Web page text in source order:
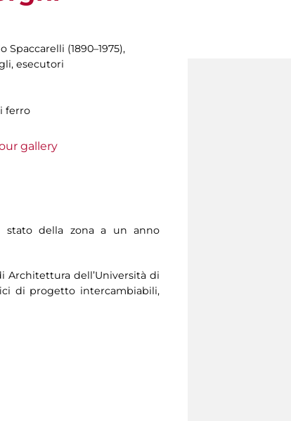
Spaccarelli (1890–1975),
esecutori
ferro
gallery
stato della zona a un anno
Architettura dell’Università di
di progetto intercambiabili,